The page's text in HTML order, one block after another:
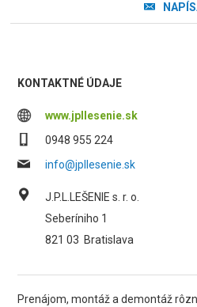
KONTAKTNÉ ÚDAJE
www.jpllesenie.sk
0948 955 224
info@jpllesenie.sk
J.P.L.LEŠENIE s. r. o.
Seberíniho 1
821 03 Bratislava
Prenájom, montáž a demontáž